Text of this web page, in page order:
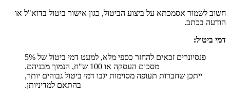
חשוב לשמור אסמכתא על ביצוע הביטול, כגון אישור ביטול בדוא"ל או
הודעה בכתב.
דמי ביטול:
פנסיונרים זכאים להחזר כספי מלא, למעט דמי ביטול של 5%
מסכום העסקה או 100 ש"ח, הנמוך מבניהם.
ייתכן שחברות תעופה מסוימות יגבו דמי ביטול גבוהים יותר,
בהתאם למדיניותן.